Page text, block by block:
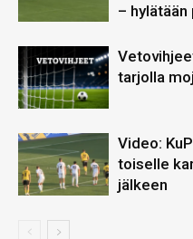
–
tarjolla
Video:
toiselle
jälkeen